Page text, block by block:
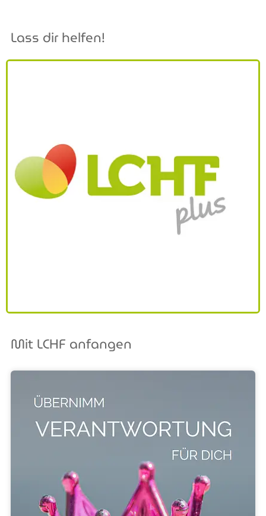
Lass dir helfen!
Mit LCHF anfangen